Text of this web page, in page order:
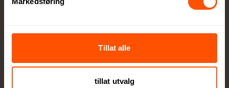
Tillat alle
tillat utvalg